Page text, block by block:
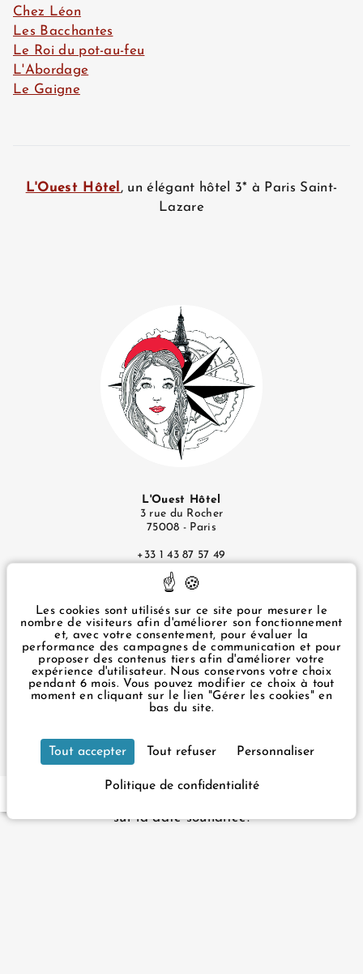
3 rue du Rocher Paris 75008 France
Chez Léon
Les Bacchantes
Le Roi du pot-au-feu
L'Abordage
Le Gaigne
L'Ouest Hôtel , un élégant hôtel 3* à Paris Saint-
Lazare
L'Ouest Hôtel
3 rue du Rocher
75008 - Paris
+33 1 43 87 57 49
infos@ouesthotel.com
Mentions Légales
Politique de Confidentialité
Gérer les cookies
Notre hôtel est accessible aux personnes à mobilité
ascenseur accueillant les fauteuils de 60cm de large
maximum.
Pour votre réservation, veuillez prendre contact avec
sur la date souhaitée.
Les cookies sont utilisés sur ce site pour mesurer le
nombre de visiteurs afin d'améliorer son fonctionnement
et, avec votre consentement, pour évaluer la
performance des campagnes de communication et pour
proposer des contenus tiers afin d'améliorer votre
expérience d'utilisateur. Nous conservons votre choix
pendant 6 mois. Vous pouvez modifier ce choix à tout
moment en cliquant sur le lien "Gérer les cookies" en
bas du site.
Tout accepter Tout refuser Personnaliser
Politique de confidentialité